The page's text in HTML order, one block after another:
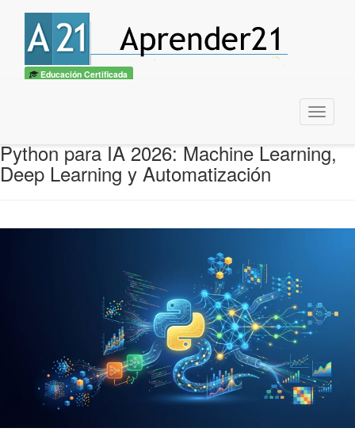
Educación Certificada
Menu
Python para IA 2026: Machine Learning,
Deep Learning y Automatización